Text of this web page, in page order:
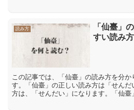
読み方
「仙臺」
すい読み
この記事では、「仙臺」の読み方を分か
す。「仙臺」の正しい読み方は「せん
方は、「せんだい」になります。「仙